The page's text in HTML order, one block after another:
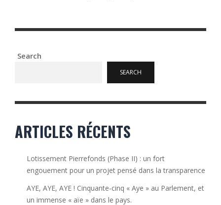
Search
SEARCH
ARTICLES RÉCENTS
Lotissement Pierrefonds (Phase II) : un fort
engouement pour un projet pensé dans la transparence
AYE, AYE, AYE ! Cinquante-cinq « Aye » au Parlement, et
un immense « aïe » dans le pays.